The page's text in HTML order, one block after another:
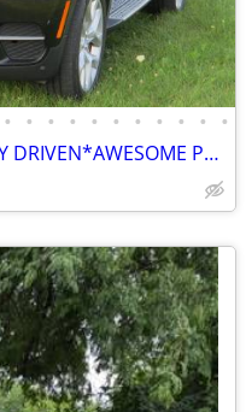
• • • • • • • • • • •
2013 BMW X5*35i X-drive*LADY DRIVEN*AWESOME PERFORMANCE*SMOKE/PET FRE